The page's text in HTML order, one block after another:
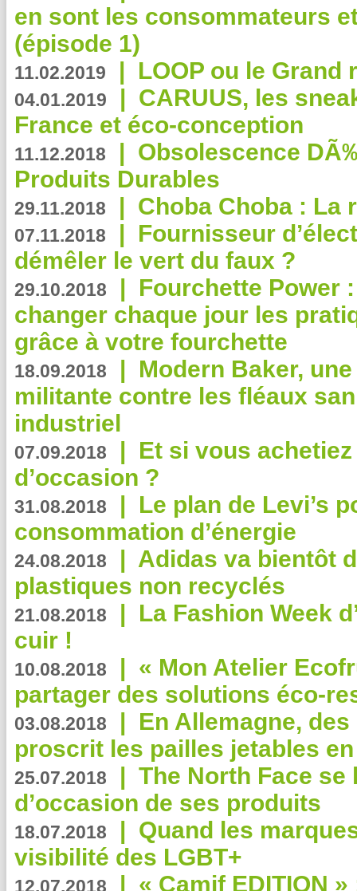
en sont les consommateurs
(épisode 1)
11.02.2019 | LOOP ou le Grand
04.01.2019 | CARUUS, les
France et éco-conception
11.12.2018 | Obsolescence
Produits Durables
29.11.2018 | Choba Choba : La
07.11.2018 | Fournisseur
démêler le vert du faux ?
29.10.2018 | Fourchette Power
changer chaque jour les
grâce à votre fourchette
18.09.2018 | Modern Baker,
militante contre les fléaux
industriel
07.09.2018 | Et si vous
d’occasion ?
31.08.2018 | Le plan de Levi’s
consommation d’énergie
24.08.2018 | Adidas va bientôt
plastiques non recyclés
21.08.2018 | La Fashion Week
cuir !
10.08.2018 | « Mon Atelier
partager des solutions éco-
03.08.2018 | En Allemagne,
proscrit les pailles jetables
25.07.2018 | The North Face se
d’occasion de ses produits
18.07.2018 | Quand les
visibilité des LGBT+
12.07.2018 | « Camif EDITION